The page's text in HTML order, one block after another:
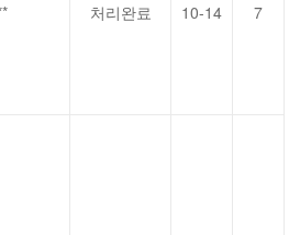
처리완료 10-14 7